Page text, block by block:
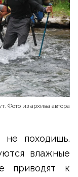
Фото из архива автора
не походишь.
влажные
приводят к